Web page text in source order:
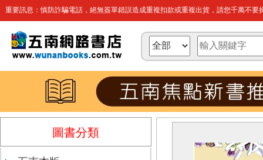
重要訊息：慎防詐騙電話，絕無簽單錯誤造成重複扣款或重複出貨，請您千萬不要
圖書分類